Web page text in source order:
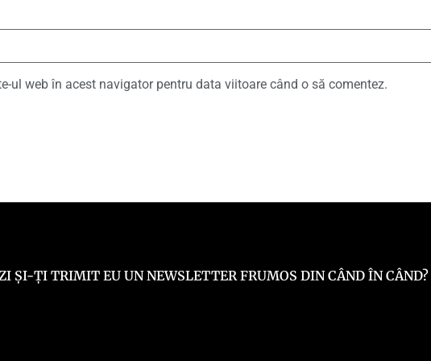
ul web în acest navigator pentru data viitoare când o să comentez.
ȘI-ȚI TRIMIT EU UN NEWSLETTER FRUMOS DIN CÂND ÎN CÂND?